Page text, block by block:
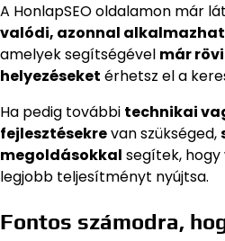
A HonlapSEO oldalamon már
valódi, azonnal
amelyek segítségével már
helyezéseket érhetsz el a
Ha pedig további technikai
fejlesztésekrevan szükséged,
megoldásokkal segítek,
legjobb teljesítményt nyújtsa.
Fontos számodra,